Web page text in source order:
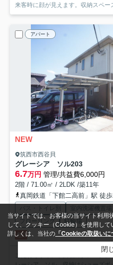
来客時に顔が見えます。収納スペー
アパート
NEW
筑西市西谷貝
グレーシア ソル203
6.7万円 管理/共益費6,000円
2階 / 71.00㎡ / 2LDK /築11年
真岡鉄道「下館二高前」駅 徒
バス・トイレ別 室内洗濯機置場
フローリング
駐輪場
敷0
当サイトでは、お客様の当サイト利用
して、クッキー（Cookie）を使用して
詳しくは、当社の 「Cookieの取扱いに
閉